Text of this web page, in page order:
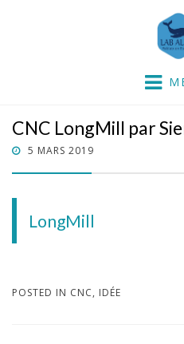
CNC LongMill par
POSTED
5 MARS 2019
LongMill
POSTED IN CNC, IDÉE